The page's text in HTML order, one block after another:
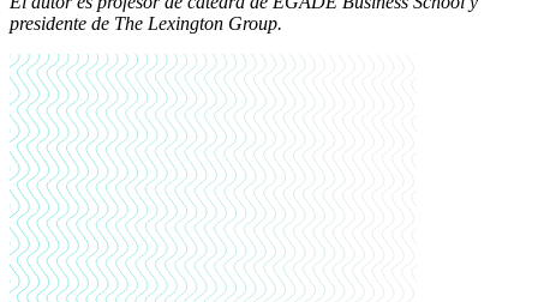
presidente de The Lexington Group.